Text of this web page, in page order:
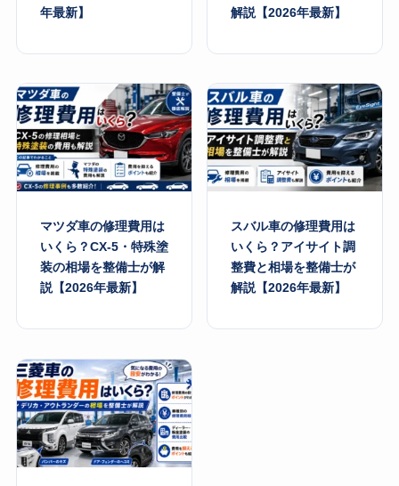
年最新】
解説【2026年最新】
マツダ車の修理費用は
いくら？CX-5・特殊塗
装の相場を整備士が解
説【2026年最新】
スバル車の修理費用は
いくら？アイサイト調
整費と相場を整備士が
解説【2026年最新】